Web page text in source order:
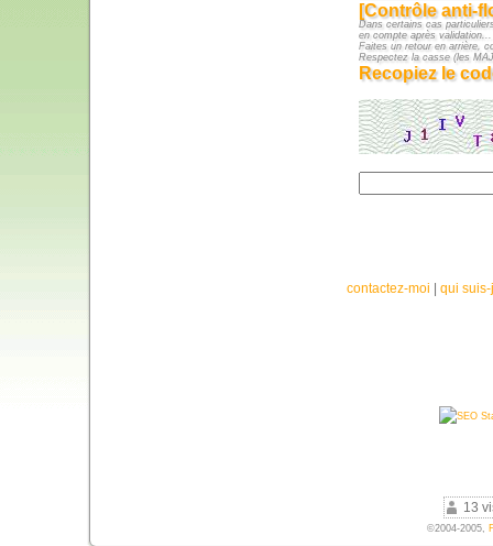
[Contrôle anti-
Dans certains cas
en compte après
Faites un retour en arrière,
Respectez la casse (les
Recopiez le
contactez-moi qui
13
©2004-2005,